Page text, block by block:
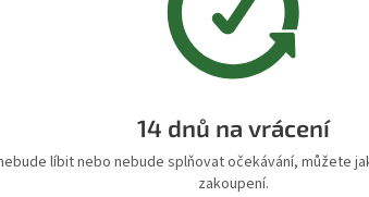
14 dnů na vrácení
líbit nebo nebude splňovat očekávání, můžete
zakoupení.